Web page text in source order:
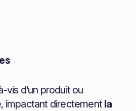
d’un produit ou
impactant directement la